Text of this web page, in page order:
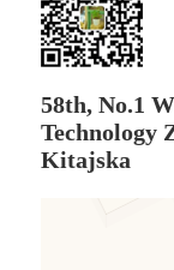
58th, No.1
Technology
Kitajska